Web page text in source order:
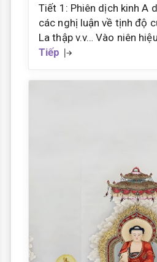
Tiết 1: Phiên dịch kinh A
các nghị luận về tịnh độ
La thập v.v… Vào niên
Tiếp